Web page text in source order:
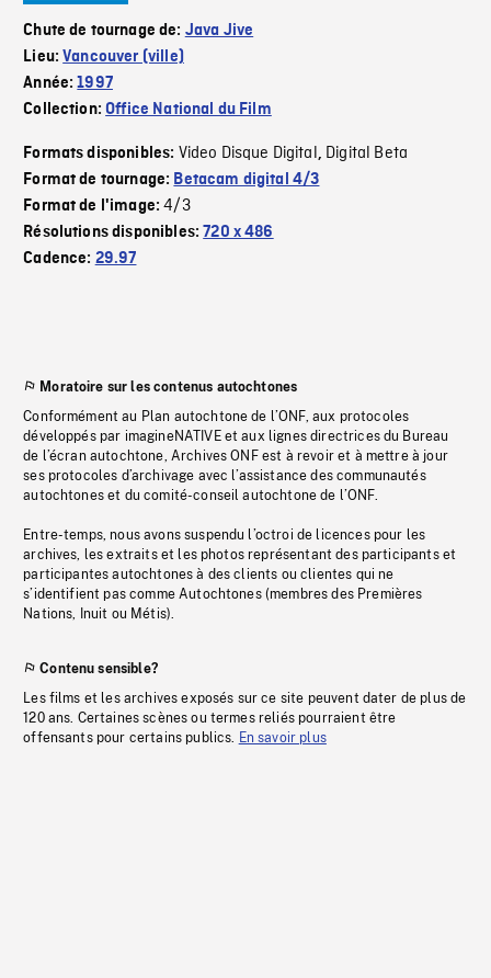
Chute de tournage de: Java Jive
Lieu:Vancouver (ville)
Année:1997
Collection:Office National du Film
Formats disponibles: Video Disque Digital, Digital Beta
Format de tournage: Betacam digital 4/3
Format de l'image:4/3
Résolutions disponibles:720 x 486
Cadence: 29.97
Moratoire sur les contenus autochtones
Conformément au Plan autochtone de l’ONF, aux protocoles
développés par imagineNATIVE et aux lignes directrices du Bureau
de l’écran autochtone, Archives ONF est à revoir et à mettre à jour
ses protocoles d’archivage avec l’assistance des communautés
autochtones et du comité-conseil autochtone de l’ONF.
Entre-temps, nous avons suspendu l’octroi de licences pour les
archives, les extraits et les photos représentant des participants et
participantes autochtones à des clients ou clientes qui ne
s’identifient pas comme Autochtones (membres des Premières
Nations, Inuit ou Métis).
Contenu sensible?
Les films et les archives exposés sur ce site peuvent dater de plus de
120 ans. Certaines scènes ou termes reliés pourraient être
offensants pour certains publics. En savoir plus